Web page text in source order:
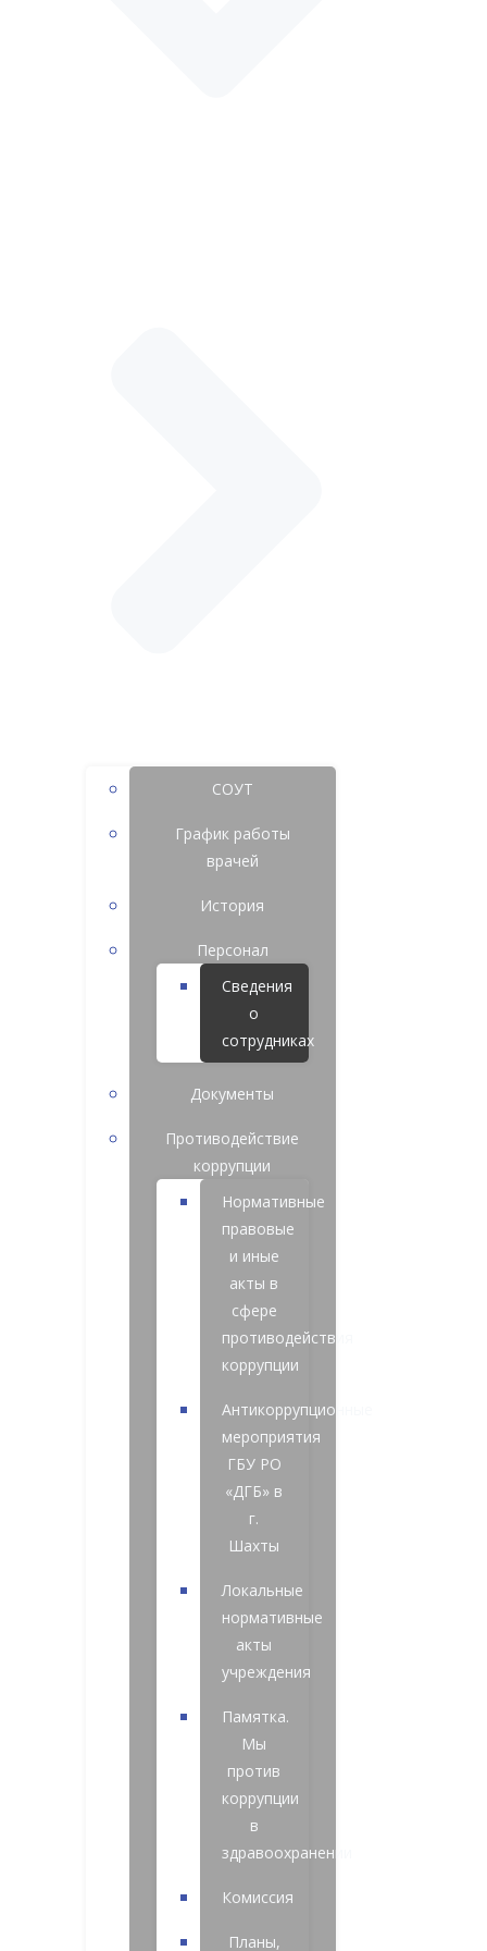
СОУТ
График работы
врачей
История
Персонал
Сведения
о
сотрудниках
Документы
Противодействие
коррупции
Нормативные
правовые
и иные
акты в
сфере
противодействия
коррупции
Антикоррупционные
мероприятия
ГБУ РО
«ДГБ» в
г.
Шахты
Локальные
нормативные
акты
учреждения
Памятка.
Мы
против
коррупции
в
здравоохранении
Комиссия
Планы,